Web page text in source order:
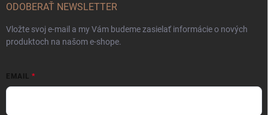
ODOBERAŤ NEWSLETTER
Vložte svoj e-mail a my Vám budeme zasielať informácie o nových
produktoch na našom e-shope.
EMAIL